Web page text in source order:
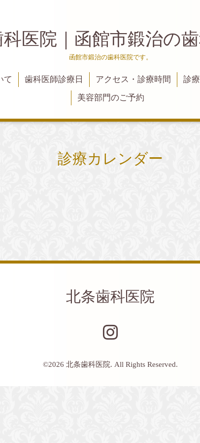
科医院｜函館市鍛治の
函館市鍛治の歯科医院です。
て 歯科医師診療日 アクセス・診療時間 診
美容部門のご予約
診療カレンダー
北条歯科医院
©2026 北条歯科医院. All Rights Reserved.